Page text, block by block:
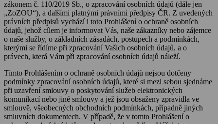
zákonem č. 110/2019 Sb., o zpracování osobních údajů (dále jen
„ZoZOU“), a dalšími platnými právními předpisy ČR. Z uvedených
právních předpisů vychází i toto Prohlášení o ochraně osobních
údajů, jehož cílem je informovat Vás, naše zákazníky nebo zájemce
o naše služby, o základních zásadách, postupech a podmínkách,
kterými se řídíme při zpracování Vašich osobních údajů, a o
právech, která Vám při zpracování osobních údajů náleží.
Tímto Prohlášením o ochraně osobních údajů nejsou dotčeny
podmínky zpracování osobních údajů, které si mezi sebou sjednáme
při uzavření smlouvy o poskytování služeb elektronických
komunikací nebo jiné smlouvy a jež jsou obsaženy zpravidla ve
smlouvě, všeobecných obchodních podmínkách, případně jiných
smluvních dokumentech. V případě, že v tomto Prohlášení o